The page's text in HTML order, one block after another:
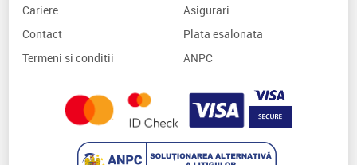
Cariere
Contact
Termeni si conditii
Asigurari
Plata esalonata
ANPC